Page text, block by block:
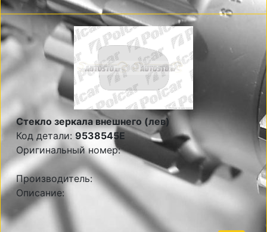
Стекло зеркала внешнего (лев)
Код детали: 9538545E
Оригинальный номер:
Производитель:
Описание: